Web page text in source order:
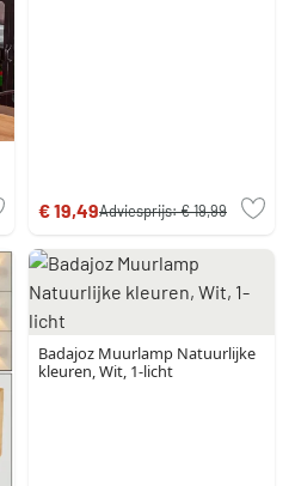
€ 19,49Adviesprijs:€ 19,99
Badajoz Muurlamp Natuurlijke
kleuren, Wit, 1-licht